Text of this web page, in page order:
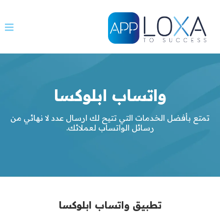
واتساب ابلوكسا
تمتع بأفضل الخدمات التي تتيح لك ارسال عدد لا نهائي من
رسائل الواتساب لعملائك.
تطبيق واتساب ابلوكسا